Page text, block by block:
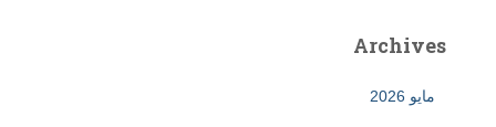
Archives
مايو 2026